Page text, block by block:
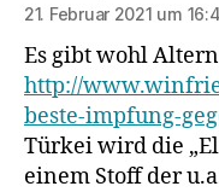
21. Februar 2021 um
Es gibt wohl
http://
beste-impfung-
Türkei wird die
einem Stoff der